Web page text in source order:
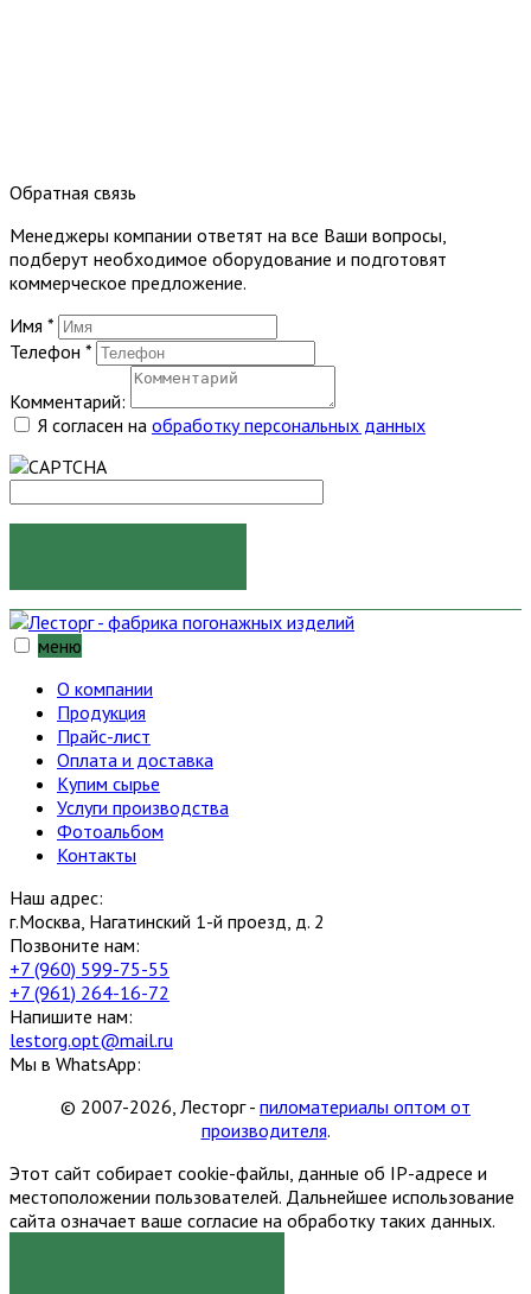
Обратная связь
Менеджеры компании ответят на все Ваши вопросы,
подберут необходимое оборудование и подготовят
коммерческое предложение.
Имя *
Телефон *
Комментарий:
Я согласен на обработку персональных данных
меню
О компании
Продукция
Прайс-лист
Оплата и доставка
Купим сырье
Услуги производства
Фотоальбом
Контакты
Наш адрес:
г.Москва, Нагатинский 1-й проезд, д. 2
Позвоните нам:
+7 (960) 599-75-55
+7 (961) 264-16-72
Напишите нам:
lestorg.opt@mail.ru
Мы в WhatsApp:
© 2007-2026, Лесторг - пиломатериалы оптом от
производителя.
Этот сайт собирает cookie-файлы, данные об IP-адресе и
местоположении пользователей. Дальнейшее использование
сайта означает ваше согласие на обработку таких данных.